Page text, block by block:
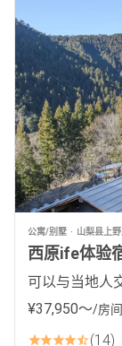
公寓/别墅 山梨县上
西原ife体验
可以与当地人
¥37,950〜/房间
14